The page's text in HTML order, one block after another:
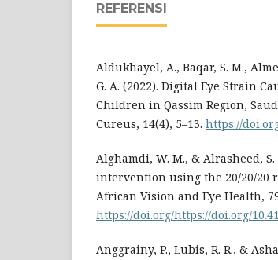
REFERENSI
Aldukhayel, A., Baqar, S. M.,
G. A. (2022). Digital Eye Strain
Children in Qassim Region,
Cureus, 14(4), 5–13. https://
Alghamdi, W. M., & Alrasheed,
intervention using the 20/20/20
African Vision and Eye Health,
https://doi.org/https://doi.org/
Anggrainy, P., Lubis, R. R., &